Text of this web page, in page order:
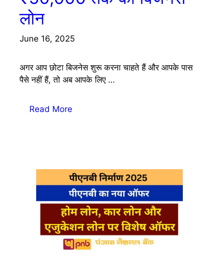
लोन
June 16, 2025
अगर आप छोटा बिजनेस शुरू करना चाहते हैं और आपके पास
पैसे नहीं हैं, तो अब आपके लिए …
Read More